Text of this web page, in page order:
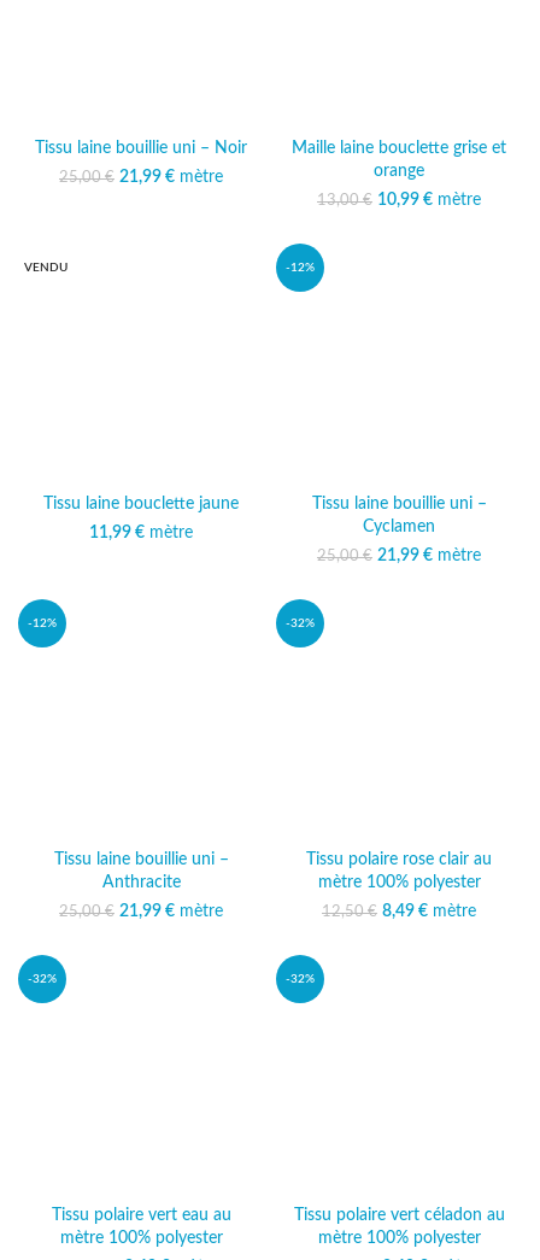
Tissu laine bouillie uni – Noir
25,00€ Le prix initial était :
21,99 €
Le prix
mètre
Maille laine bouclette grise et
orange
13,00€ Le prix initial était :
10,99 €
Le prix
mètre
VENDU
Tissu laine bouclette jaune
11,99 € mètre
-12%
Tissu laine bouillie uni –
Cyclamen
25,00€ Le prix initial était :
21,99 €
Le prix
mètre
-12%
Tissu laine bouillie uni –
Anthracite
25,00€ Le prix initial était :
21,99 €
Le prix
mètre
-32%
Tissu polaire rose clair au
mètre 100% polyester
12,50€ Le prix initial était :
8,49 €
Le prix
mètre
-32%
Tissu polaire vert eau au
mètre 100% polyester
-32%
Tissu polaire vert céladon au
mètre 100% polyester